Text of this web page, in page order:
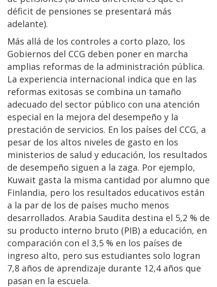
déficit de pensiones se presentará más
adelante).
Más allá de los controles a corto plazo, los
Gobiernos del CCG deben poner en marcha
amplias reformas de la administración pública.
La experiencia internacional indica que en las
reformas exitosas se combina un tamaño
adecuado del sector público con una atención
especial en la mejora del desempeño y la
prestación de servicios. En los países del CCG, a
pesar de los altos niveles de gasto en los
ministerios de salud y educación, los resultados
de desempeño siguen a la zaga. Por ejemplo,
Kuwait gasta la misma cantidad por alumno que
Finlandia, pero los resultados educativos están
a la par de los de países mucho menos
desarrollados. Arabia Saudita destina el 5,2 % de
su producto interno bruto (PIB) a educación, en
comparación con el 3,5 % en los países de
ingreso alto, pero sus estudiantes solo logran
7,8 años de aprendizaje durante 12,4 años que
pasan en la escuela.